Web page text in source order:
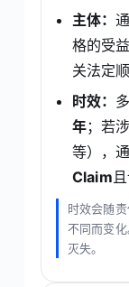
主体：
格的受
关法定
时效：
年；若
等），
Claim
时效会随
不同而变
灭失。